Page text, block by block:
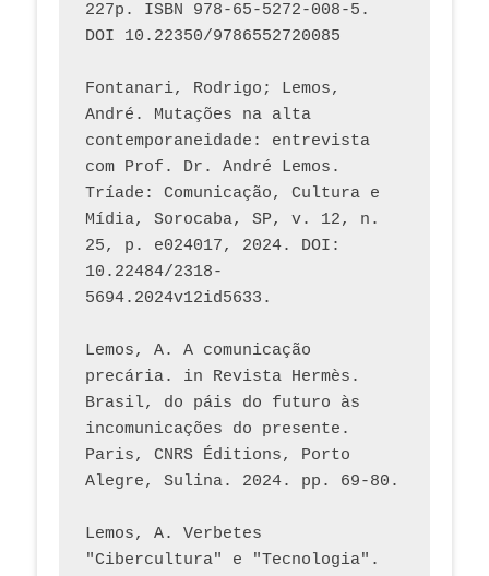
227p. ISBN 978-65-5272-008-5.
DOI 10.22350/9786552720085
Fontanari, Rodrigo; Lemos,
André. Mutações na alta
contemporaneidade: entrevista
com Prof. Dr. André Lemos.
Tríade: Comunicação, Cultura e
Mídia, Sorocaba, SP, v. 12, n.
25, p. e024017, 2024. DOI:
10.22484/2318-
5694.2024v12id5633.
Lemos, A. A comunicação
precária. in Revista Hermès.
Brasil, do páis do futuro às
incomunicações do presente.
Paris, CNRS Éditions, Porto
Lemos, A. Verbetes
"Cibercultura" e "Tecnologia".